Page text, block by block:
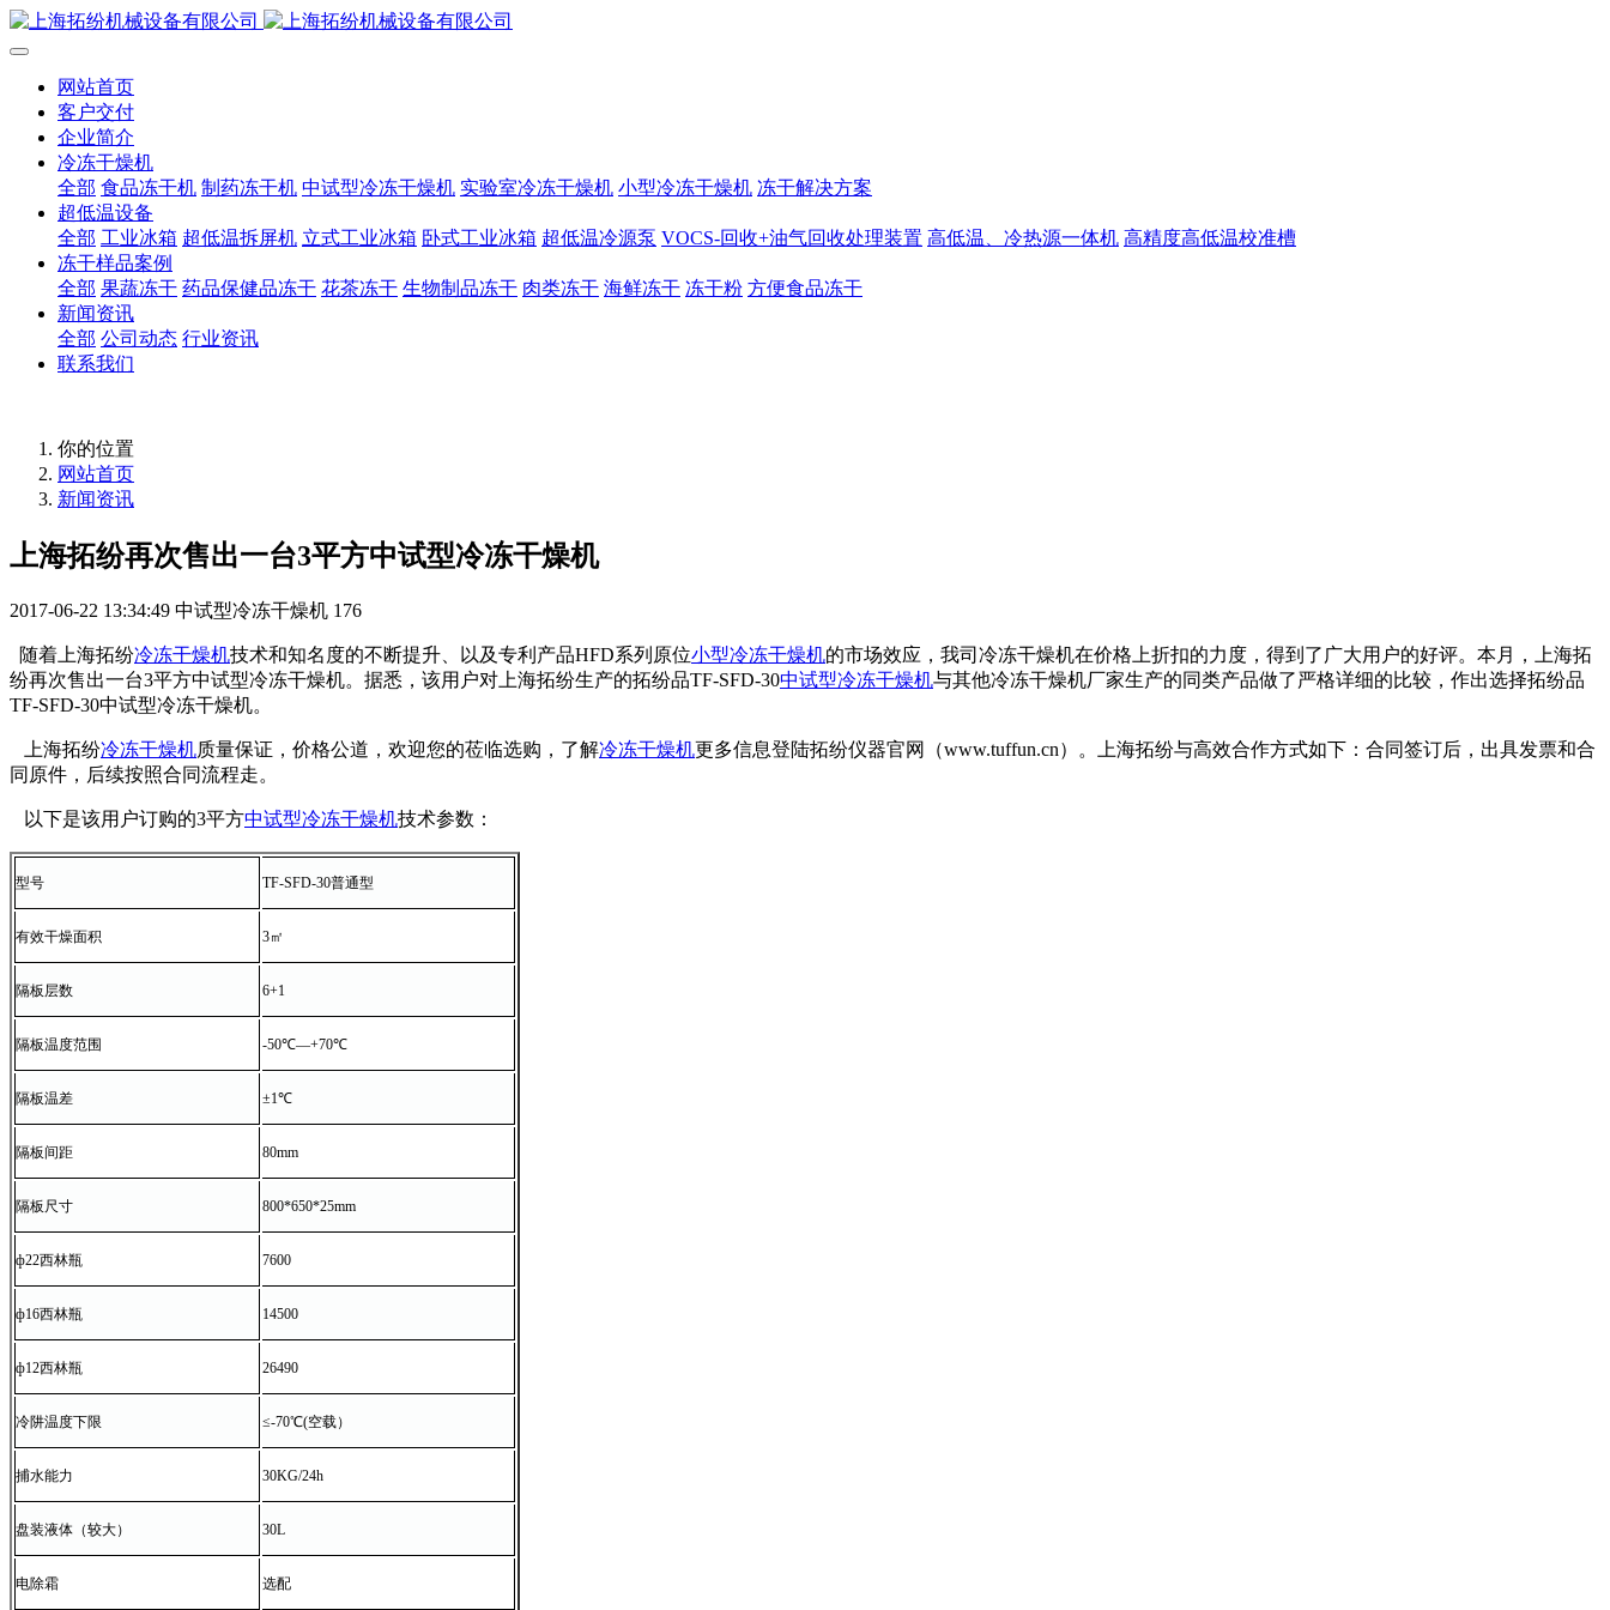
网站首页
客户交付
企业简介
冷冻干燥机
全部 食品冻干机 制药冻干机 中试型冷冻干燥机 实验室冷冻干燥机 小型冷冻干燥机 冻干解决方案
超低温设备
全部 工业冰箱 超低温拆屏机 立式工业冰箱 卧式工业冰箱 超低温冷源泵 VOCS-回收+油气回收处理装置 高低温、冷热源一体机 高精度高低温校准槽
冻干样品案例
全部 果蔬冻干 药品保健品冻干 花茶冻干 生物制品冻干 肉类冻干 海鲜冻干 冻干粉 方便食品冻干
新闻资讯
全部 公司动态 行业资讯
联系我们
你的位置
网站首页
新闻资讯
上海拓纷再次售出一台3平方中试型冷冻干燥机
2017-06-22 13:34:49 中试型冷冻干燥机 176
随着上海拓纷冷冻干燥机技术和知名度的不断提升、以及专利产品HFD系列原位小型冷冻干燥机的市场效应，我司冷冻干燥机在价格上折扣的力度，得到了广大用户的好评。本月，上海拓
纷再次售出一台3平方中试型冷冻干燥机。据悉，该用户对上海拓纷生产的拓纷品TF-SFD-30中试型冷冻干燥机与其他冷冻干燥机厂家生产的同类产品做了严格详细的比较，作出选择拓纷品
TF-SFD-30中试型冷冻干燥机。
上海拓纷冷冻干燥机质量保证，价格公道，欢迎您的莅临选购，了解冷冻干燥机更多信息登陆拓纷仪器官网（www.tuffun.cn）。上海拓纷与高效合作方式如下：合同签订后，出具发票和合
同原件，后续按照合同流程走。
以下是该用户订购的3平方中试型冷冻干燥机技术参数：
型号 TF-SFD-30普通型
有效干燥面积 3㎡
隔板层数 6+1
隔板温度范围 -50℃—+70℃
隔板温差 ±1℃
隔板间距 80mm
隔板尺寸 800*650*25mm
ф22西林瓶 7600
ф16西林瓶 14500
ф12西林瓶 26490
冷阱温度下限 ≤-70℃(空载）
捕水能力 30KG/24h
盘装液体（较大） 30L
电除霜 选配